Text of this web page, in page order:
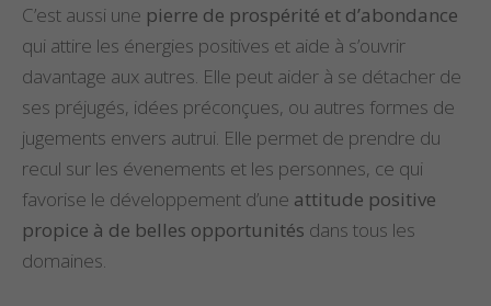
C’est aussi une pierre de prospérité et d’abondance
qui attire les énergies positives et aide à s’ouvrir
davantage aux autres. Elle peut aider à se détacher de
ses préjugés, idées préconçues, ou autres formes de
jugements envers autrui. Elle permet de prendre du
recul sur les évenements et les personnes, ce qui
favorise le développement d’une attitude positive
propice à de belles opportunités dans tous les
domaines.